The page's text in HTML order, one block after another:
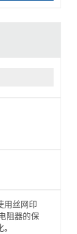
用丝网印
阻器的保